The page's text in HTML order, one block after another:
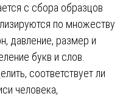
с сбора образцов
по множеству
давление, размер и
букв и слов.
соответствует ли
человека,